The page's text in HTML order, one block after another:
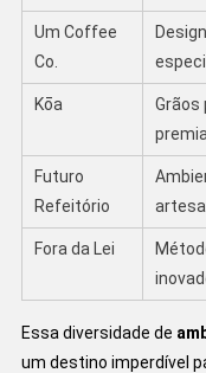
Um Coffee
Co.
Kōa
Grãos
Futuro
Refeitório
Fora da Lei
Essa diversidade de
um destino imperdível